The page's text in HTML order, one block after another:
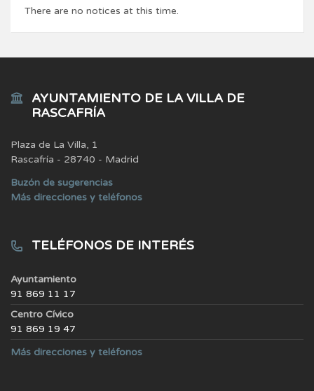
There are no notices at this time.
AYUNTAMIENTO DE LA VILLA DE
RASCAFRÍA
Plaza de La Villa, 1
Rascafría - 28740 - Madrid
Buzón de sugerencias
Más direcciones y teléfonos
TELÉFONOS DE INTERÉS
Ayuntamiento
91 869 11 17
Centro Cívico
91 869 19 47
Más direcciones y teléfonos